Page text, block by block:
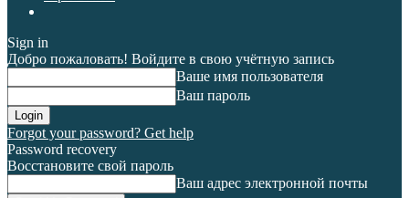
Sign in
Добро пожаловать! Войдите в свою учётную запись
Ваше имя пользователя
Ваш пароль
Forgot your password? Get help
Password recovery
Восстановите свой пароль
Ваш адрес электронной почты